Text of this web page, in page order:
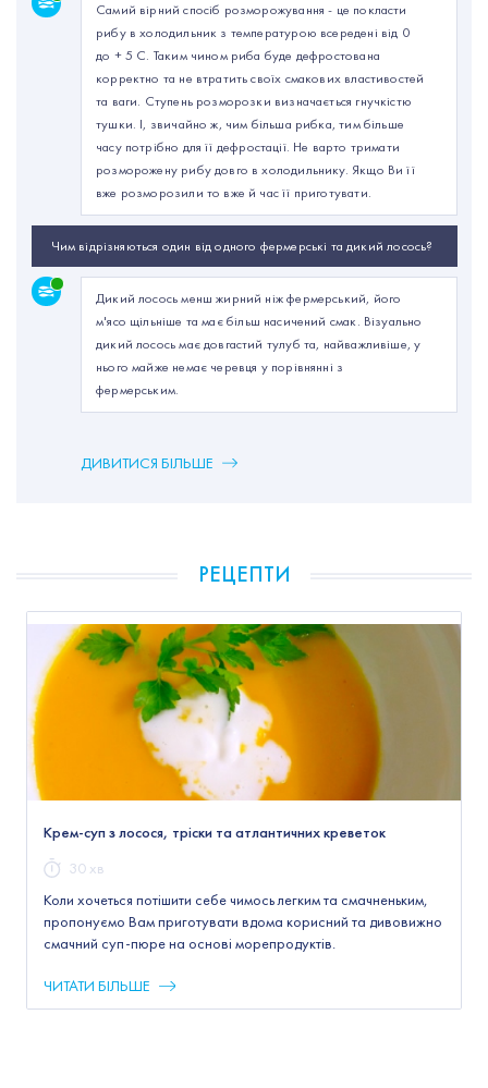
Самий вірний спосіб розморожування - це покласти
рибу в холодильник з температурою всередені від 0
до + 5 С. Таким чином риба буде дефростована
корректно та не втратить своїх смакових властивостей
та ваги. Ступень розморозки визначається гнучкістю
тушки. І, звичайно ж, чим більша рибка, тим більше
часу потрібно для її дефростації. Не варто тримати
розморожену рибу довго в холодильнику. Якщо Ви її
вже розморозили то вже й час її приготувати.
Чим відрізняються один від одного фермерські та дикий лосось?
Дикий лосось менш жирний ніж фермерський, його
м'ясо щільніше та має більш насичений смак. Візуально
дикий лосось має довгастий тулуб та, найважливіше, у
нього майже немає черевця у порівнянні з
фермерським.
ДИВИТИСЯ БІЛЬШЕ
РЕЦЕПТИ
Крем-суп з лосося, тріски та атлантичних креветок
30 хв
Коли хочеться потішити себе чимось легким та смачненьким,
пропонуємо Вам приготувати вдома корисний та дивовижно
смачний суп-пюре на основі морепродуктів.
ЧИТАТИ БІЛЬШЕ